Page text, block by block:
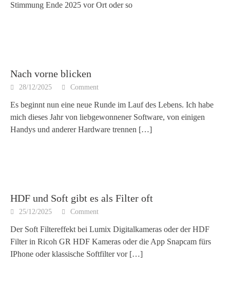
Stimmung Ende 2025 vor Ort oder so
Nach vorne blicken
28/12/2025 Comment
Es beginnt nun eine neue Runde im Lauf des Lebens. Ich habe
mich dieses Jahr von liebgewonnener Software, von einigen
Handys und anderer Hardware trennen […]
HDF und Soft gibt es als Filter oft
25/12/2025 Comment
Der Soft Filtereffekt bei Lumix Digitalkameras oder der HDF
Filter in Ricoh GR HDF Kameras oder die App Snapcam fürs
IPhone oder klassische Softfilter vor[…]